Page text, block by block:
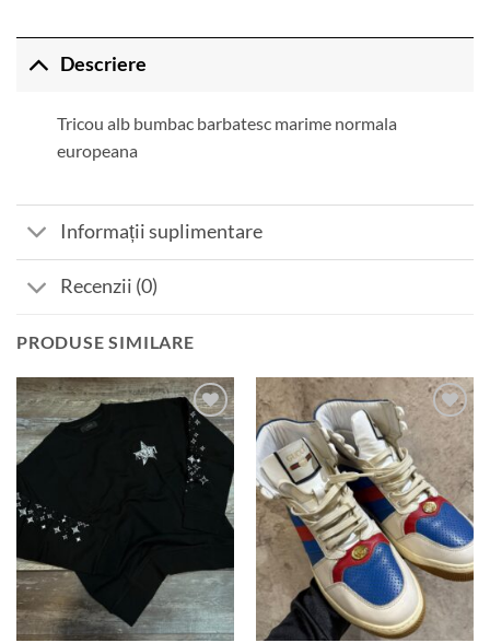
Descriere
Tricou alb bumbac barbatesc marime normala
europeana
Informații suplimentare
Recenzii (0)
PRODUSE SIMILARE
Add to
wishlist
Add to
wishlist